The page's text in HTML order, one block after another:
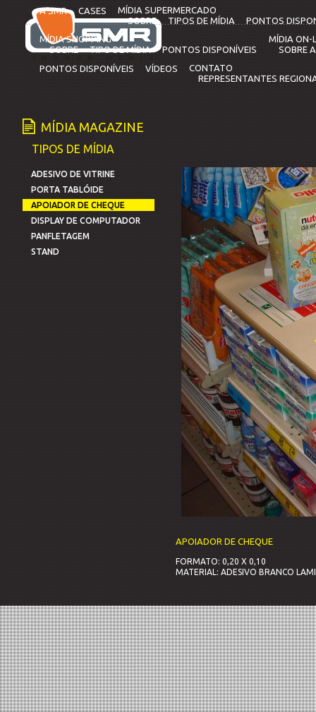
A SMR CASES
MÍDIA SUPERMERCADO
SOBRE
TIPOS DE MÍDIA
PONTOS
MÍDIA SHOPPING
SOBRE
TIPO DE MÍDIA PONTOS DISPONÍVEIS
MÍDIA ON-
SOBRE
PONTOS DISPONÍVEIS
VÍDEOS
CONTATO
REPRESENTANTES
MÍDIA MAGAZINE
TIPOS DE MÍDIA
ADESIVO DE VITRINE
PORTA TABLÓIDE
APOIADOR DE CHEQUE
DISPLAY DE COMPUTADOR
PANFLETAGEM
STAND
APOIADOR DE CHEQUE
FORMATO: 0,20 X 0,10
MATERIAL: ADESIVO BRANCO